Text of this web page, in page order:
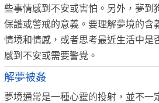
些事情感到不安或害怕。另外，夢到
保護或警戒的意義。要理解夢境的含
情境和情感，或者思考最近生活中是
感到不安或需要警覺。
解夢被姦
夢境通常是一種心靈的投射，並不一